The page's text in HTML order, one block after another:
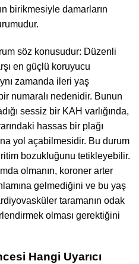
birikmesiyle damarların
söz konusudur: Düzenli
en güçlü koruyucu
zamanda ileri yaş
numaralı nedenidir. Bunun
sessiz bir KAH varlığında,
hassas bir plağı
yol açabilmesidir. Bu durum
bozukluğunu tetikleyebilir.
olmanın, koroner arter
gelmediğini ve bu yaş
taramanın odak
olması gerektiğini
Hangi Uyarıcı